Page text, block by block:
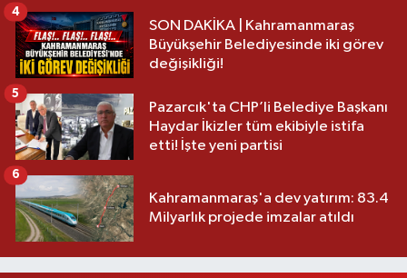
SON DAKİKA | Kahramanmaraş
Büyükşehir Belediyesinde iki görev
değişikliği!
4
Pazarcık'ta CHP’li Belediye Başkanı
Haydar İkizler tüm ekibiyle istifa
etti! İşte yeni partisi
5
Kahramanmaraş'a dev yatırım: 83.4
Milyarlık projede imzalar atıldı
6